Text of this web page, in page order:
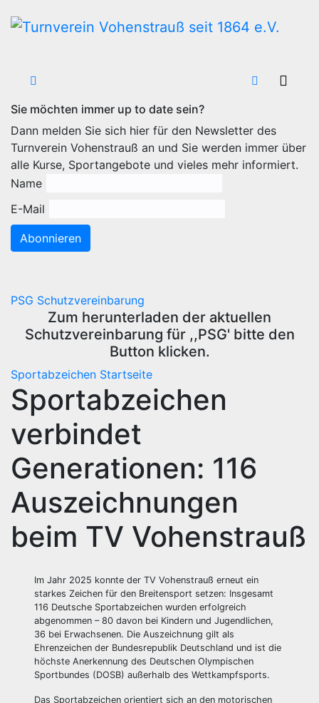
Inhalt
Sie möchten immer up to date sein?
Dann melden Sie sich hier für den Newsletter des
Turnverein Vohenstrauß an und Sie werden immer über
alle Kurse, Sportangebote und vieles mehr informiert.
Name
E-Mail
Abonnieren
PSG Schutzvereinbarung
Zum herunterladen der aktuellen
Schutzvereinbarung für ,,PSG' bitte den
Button klicken.
Sportabzeichen Startseite
Sportabzeichen
verbindet
Generationen: 116
Auszeichnungen
beim TV Vohenstrauß
Im Jahr 2025 konnte der TV Vohenstrauß erneut ein
starkes Zeichen für den Breitensport setzen: Insgesamt
116 Deutsche Sportabzeichen wurden erfolgreich
abgenommen – 80 davon bei Kindern und Jugendlichen,
36 bei Erwachsenen. Die Auszeichnung gilt als
Ehrenzeichen der Bundesrepublik Deutschland und ist die
höchste Anerkennung des Deutschen Olympischen
Sportbundes (DOSB) außerhalb des Wettkampfsports.
Das Sportabzeichen orientiert sich an den motorischen